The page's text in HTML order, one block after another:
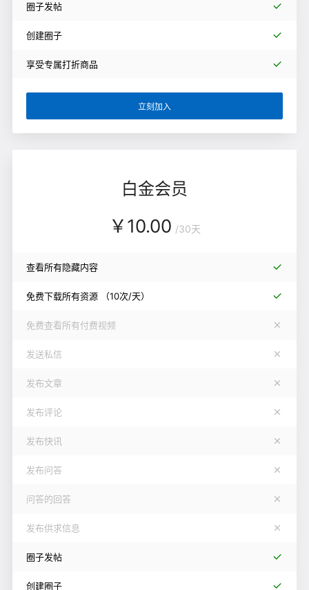
圈子发帖
创建圈子
享受专属打折商品
立刻加入
白金会员
￥10.00 /30天
查看所有隐藏内容
免费下载所有资源 （10次/天）
免费查看所有付费视频
发送私信
发布文章
发布评论
发布快讯
发布问答
问答的回答
发布供求信息
圈子发帖
创建圈子